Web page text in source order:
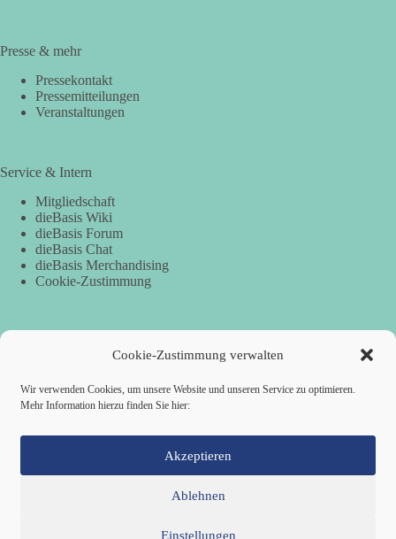
Cookie-Zustimmung verwalten
Wir verwenden Cookies, um unsere Website und unseren Service zu optimieren.
Mehr Information hierzu finden Sie hier:
Akzeptieren
Ablehnen
Einstellungen
Presse & mehr
Pressekontakt
Pressemitteilungen
Veranstaltungen
Service & Intern
Mitgliedschaft
dieBasis Wiki
dieBasis Forum
dieBasis Chat
dieBasis Merchandising
Cookie-Zustimmung
Spenden
dieBasis Kreisverband Würzburg
IBAN: DE28 7905 0000 0049 4773 00